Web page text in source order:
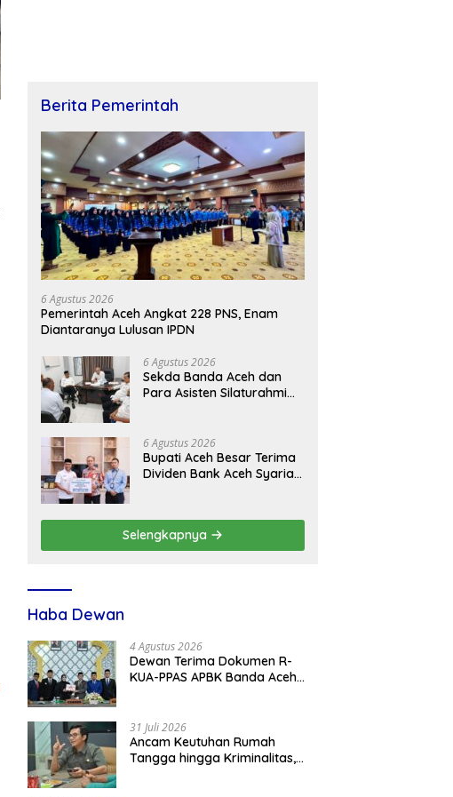
Berita Pemerintah
6 Agustus 2026
Pemerintah Aceh Angkat 228 PNS, Enam
Diantaranya Lulusan IPDN
6 Agustus 2026
Sekda Banda Aceh dan
Para Asisten Silaturahmi
6 Agustus 2026
Bupati Aceh Besar Terima
Dividen Bank Aceh Syariah
Selengkapnya
Haba Dewan
4 Agustus 2026
Dewan Terima Dokumen R-
KUA-PPAS APBK Banda Aceh
31 Juli 2026
Ancam Keutuhan Rumah
Tangga hingga Kriminalitas,